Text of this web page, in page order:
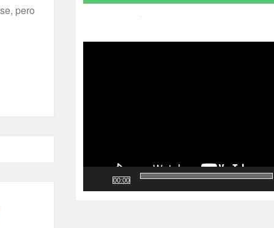
pero
00:00